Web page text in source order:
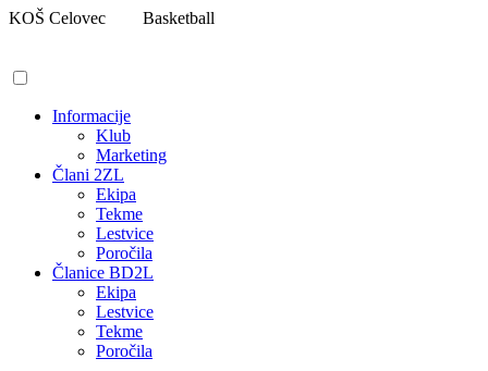
Pojdi
KOŠ Celovec Basketball
Informacije
Klub
Marketing
Člani 2ZL
Ekipa
Tekme
Lestvice
Poročila
Članice BD2L
Ekipa
Lestvice
Tekme
Poročila